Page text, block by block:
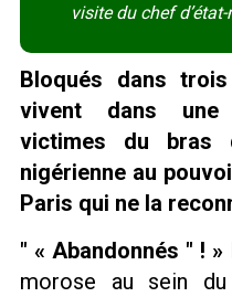
visite du chef
Bloqués dans
vivent dans une
victimes du
nigérienne au
Paris qui ne la
« Abandonnés
! »
morose au sein